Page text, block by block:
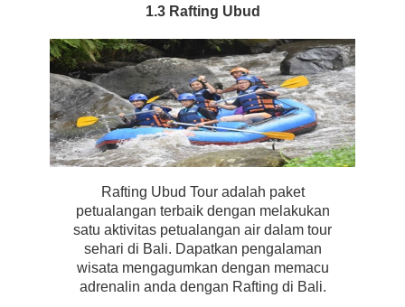
1.3 Rafting Ubud
Rafting Ubud Tour adalah paket
petualangan terbaik dengan melakukan
satu aktivitas petualangan air dalam tour
sehari di Bali. Dapatkan pengalaman
wisata mengagumkan dengan memacu
adrenalin anda dengan Rafting di Bali.